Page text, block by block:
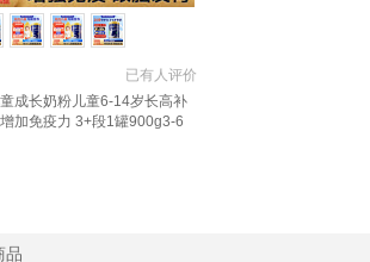
已有人评价
成长奶粉儿童6-14岁长高补
加免疫力 3+段1罐900g3-6
品